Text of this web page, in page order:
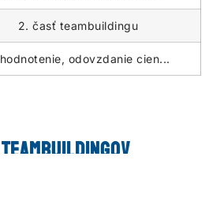
2. časť teambuildingu
odovzdanie cien...